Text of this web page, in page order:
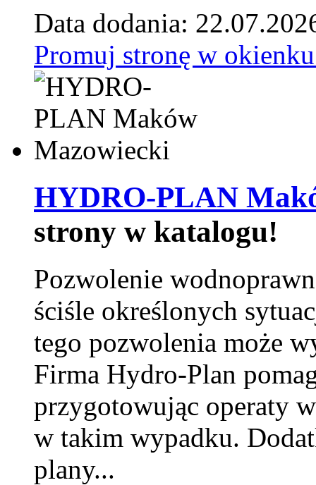
Data dodania:
Promuj stronę w
HYDRO-PLAN
strony w katalogu!
Pozwolenie
ściśle określonych
tego pozwolenia może
Firma Hydro-Plan
przygotowując operaty
w takim wypadku.
plany...